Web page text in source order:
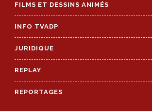
FILMS ET DESSINS ANIMÉS
INFO TVADP
JURIDIQUE
REPLAY
REPORTAGES